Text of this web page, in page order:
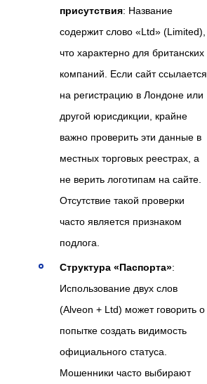
присутствия: Название
содержит слово «Ltd» (Limited),
что характерно для британских
компаний. Если сайт ссылается
на регистрацию в Лондоне или
другой юрисдикции, крайне
важно проверить эти данные в
местных торговых реестрах, а
не верить логотипам на сайте.
Отсутствие такой проверки
часто является признаком
подлога.
Структура «Паспорта»:
Использование двух слов
(Alveon + Ltd) может говорить о
попытке создать видимость
официального статуса.
Мошенники часто выбирают